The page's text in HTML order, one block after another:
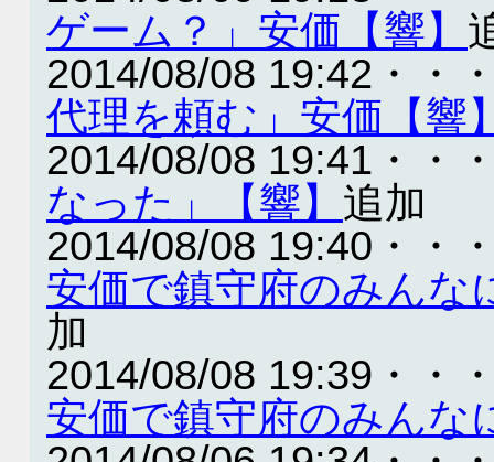
ゲーム？」安価【響】
2014/08/08 19:42・・
代理を頼む」安価【響
2014/08/08 19:41・・
なった」【響】 追加
2014/08/08 19:40・・
安価で鎮守府のみんな
加
2014/08/08 19:39・・
安価で鎮守府のみんな